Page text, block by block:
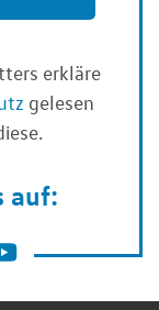
erkläre
gelesen
auf: